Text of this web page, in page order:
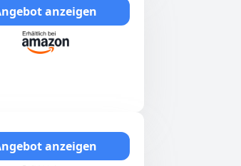
anzeigen
anzeigen